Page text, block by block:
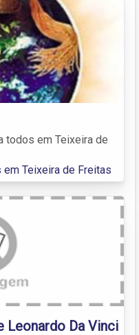
todos em Teixeira de
Teixeira de Freitas
Leonardo Da Vinci